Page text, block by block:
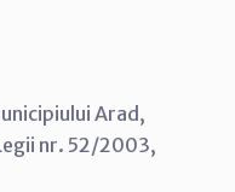
Arad,
nr. 52/2003,